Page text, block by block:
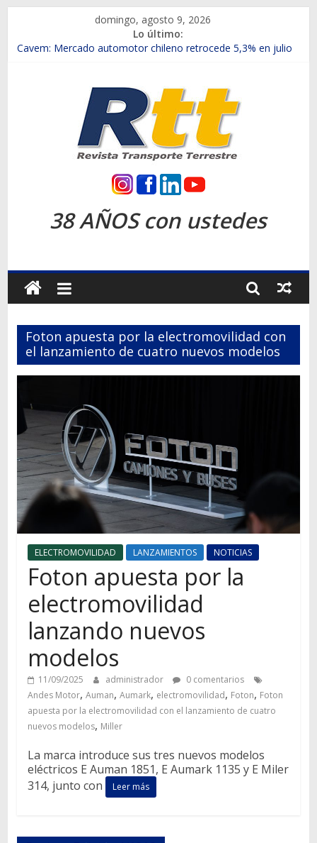
contenido
domingo, agosto 9, 2026
Lo último:
Chile es el primer mercado internacional en lanzar la nueva
Salfa suma vehículos electrificados de Chevrolet en el Biobío
Samex amplía su red con nuevas sucursales en Rancagua y
SINOTRUK Pick-ups presentó la recién estrenada Bolden en
la Expo Compras Públicas 2026
Revista
Transporte
Terrestre
Autos,
camiones,
motos,
mundo
del
transporte
38 AÑOS con ustedes
Foton apuesta por la electromovilidad con
el lanzamiento de cuatro nuevos modelos
ELECTROMOVILIDAD LANZAMIENTOS NOTICIAS
Foton apuesta por la
electromovilidad
lanzando nuevos
modelos
11/09/2025 administrador
0 comentarios
Andes Motor, Auman, Aumark, electromovilidad, Foton, Foton
apuesta por la electromovilidad con el lanzamiento de cuatro
nuevos modelos, Miller
La marca introduce sus tres nuevos modelos
eléctricos E Auman 1851, E Aumark 1135 y E Miler
314, junto con
Leer más